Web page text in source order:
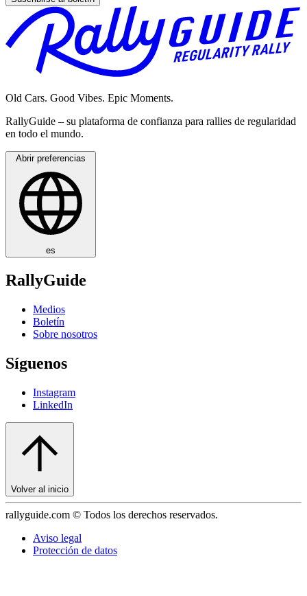
Old Cars. Good Vibes. Epic Moments.
RallyGuide – su plataforma de confianza para rallies de regularidad
en todo el mundo.
Abrir preferencias
es
RallyGuide
Medios
Boletín
Sobre nosotros
Síguenos
Instagram
LinkedIn
Volver al inicio
rallyguide.com © Todos los derechos reservados.
Aviso legal
Protección de datos